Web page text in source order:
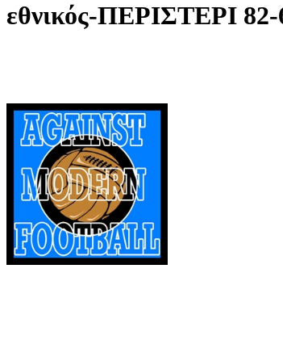
εθνικός-ΠΕΡΙΣΤΕΡΙ 82-